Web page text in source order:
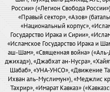
России» («Легион Свобода
«Правый сектор», «Азов»
«Национальный корпус»,
Государство Ирака и Сирии»,
«Исламское Государство Ирака и
аш-Шам», «Священная война»
джихад»), «Джабхат ан-Нусра»,
Шабаб», «УНА-УНСО», «Движение
Ихван аль-Муслимун»), «Меджлис
Тахрир», «Имарат Кавказ»